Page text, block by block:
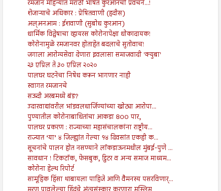
रमजान महिन्यात मराठी भाषेत कुरआनची प्रवचने...!
शेजाऱ्याचे अधिकार : प्रेषितवाणी (हदीस)
अल्अनआम : ईशवाणी (सुबोध कुरआन)
धार्मिक विद्वेषाचा व्हायरस कोरोनापेक्षा धोकादायक!
कोरोनामुळे रमजानवर होताहेत बदलाचे सुतोवाच!
जगाला आरोग्यसेवा देणारा इवलासा समाजवादी 'क्युबा'
२३ एप्रिल ते ३० एप्रिल २०२०
पालघर घटनेचा निषेध करून भागणार नाही
स्वागत रमजानचे
सऊदी अरबमध्ये बंड?
उदारवाद्यांवरील भांडवलधार्जिण्यांच्या खोट्या आरोपा...
पुण्यातील कोरोनाबाधितांचा आकडा 800 पार,
पालघर प्रकरण : राज्याच्या महासंचालकांना राष्ट्रीय...
राज्यात ‘या’ ४ जिल्ह्यांत गेल्या १४ दिवसांत एकही क...
सूचनांचे पालन होत नसण्याने लॉकडाऊनमधील मुंबई-पुणे ...
सावधान ! टिकटॉक, फेसबुक, ट्विटर व अन्य समाज माध्यम...
कोरोना हेल्थ रिपोर्ट
सामूहिक हिंसा थाबायला पाहिजे आणि वैमनस्य पसरविणार्...